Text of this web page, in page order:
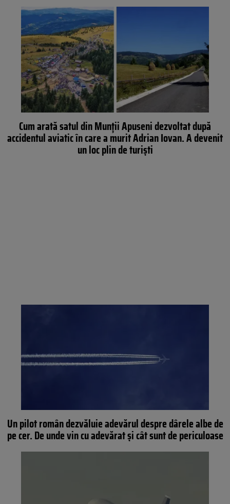
Cum arată satul din Munții Apuseni dezvoltat după
accidentul aviatic în care a murit Adrian Iovan. A devenit
un loc plin de turiști
Un pilot român dezvăluie adevărul despre dârele albe de
pe cer. De unde vin cu adevărat și cât sunt de periculoase